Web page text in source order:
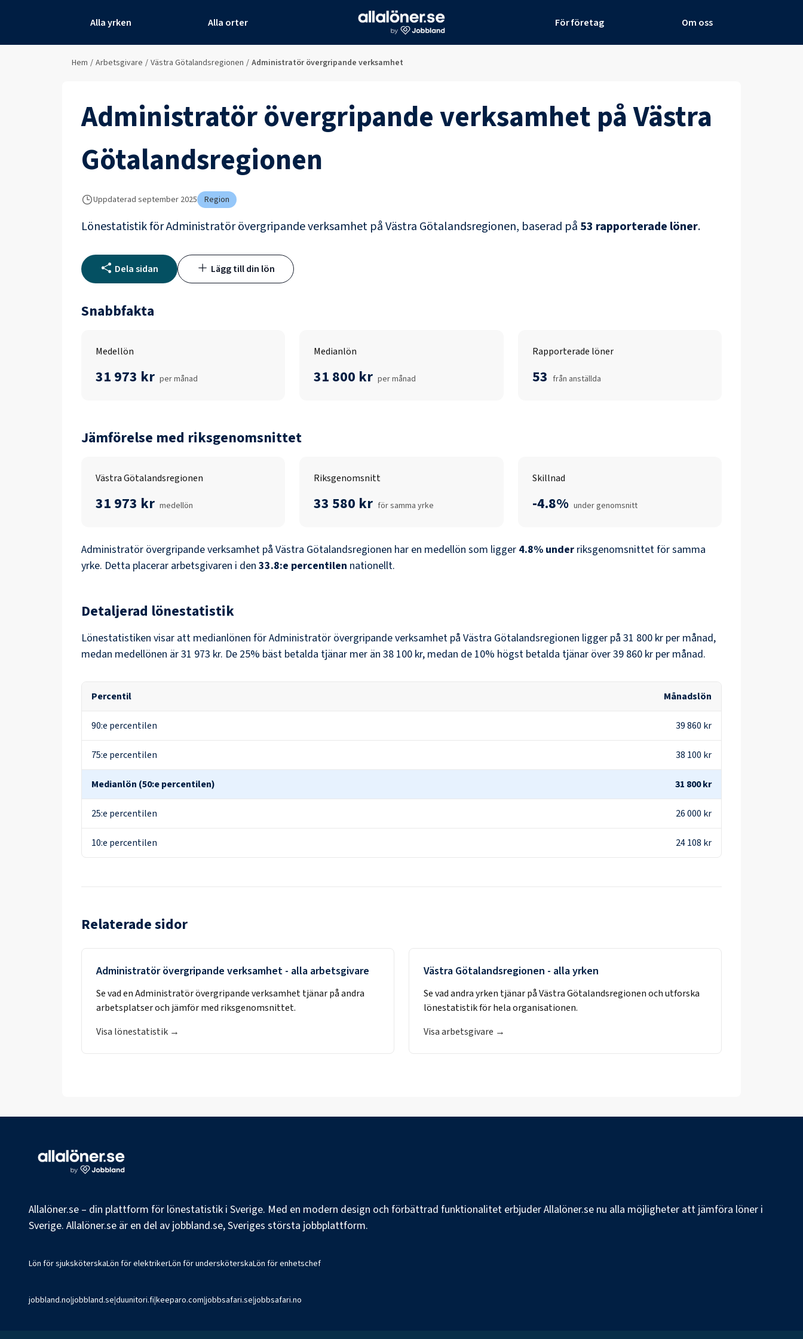
Alla yrken Alla orter För företag Om oss
Hem / Arbetsgivare / Västra Götalandsregionen / Administratör övergripande verksamhet
Administratör övergripande verksamhet påVästra
Götalandsregionen
Uppdaterad september 2025 Region
Lönestatistik förAdministratör övergripande verksamhet påVästra Götalandsregionen, baserad på 53 rapporterade löner.
Dela sidan Lägg till din lön
Snabbfakta
Medellön
31 973 kr per månad
Medianlön
31 800 kr per månad
Rapporterade löner
53 från anställda
Jämförelse med riksgenomsnittet
Västra Götalandsregionen
31 973 kr medellön
Riksgenomsnitt
33 580 kr för samma yrke
Skillnad
-4.8% under genomsnitt
Administratör övergripande verksamhet på Västra Götalandsregionen har en medellön som ligger 4.8% under riksgenomsnittet för samma
yrke. Detta placerar arbetsgivaren i den 33.8:e percentilen nationellt.
Detaljerad lönestatistik
Lönestatistiken visar att medianlönen förAdministratör övergripande verksamhet på Västra Götalandsregionen ligger på 31 800 kr per månad,
medan medellönen är31 973 kr. De 25% bäst betalda tjänar mer än 38 100 kr, medan de 10% högst betalda tjänar över39 860 kr per månad.
Percentil Månadslön
90:e percentilen 39 860 kr
75:e percentilen 38 100 kr
Medianlön (50:e percentilen) 31 800 kr
25:e percentilen 26 000 kr
10:e percentilen 24 108 kr
Relaterade sidor
Administratör övergripande verksamhet - alla arbetsgivare
Se vad enAdministratör övergripande verksamhettjänar på andra
arbetsplatser och jämför med riksgenomsnittet.
Visa lönestatistik →
Västra Götalandsregionen - alla yrken
Se vad andra yrken tjänar påVästra Götalandsregionenoch utforska
lönestatistik för hela organisationen.
Visa arbetsgivare →
Allalöner.se – din plattform för lönestatistik i Sverige. Med en modern design och förbättrad funktionalitet erbjuder Allalöner.se nu alla möjligheter att jämföra löner i
Sverige. Allalöner.se är en del av jobbland.se, Sveriges största jobbplattform.
Lön för sjuksköterskaLön för elektrikerLön för undersköterskaLön för enhetschef
jobbland.no|jobbland.se|duunitori.fi|keeparo.com|jobbsafari.se|jobbsafari.no